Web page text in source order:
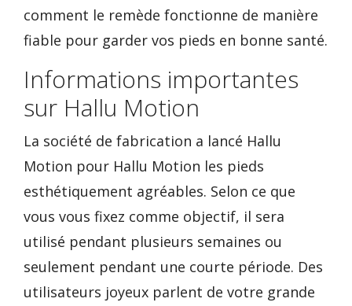
comment le remède fonctionne de manière
fiable pour garder vos pieds en bonne santé.
Informations importantes
sur Hallu Motion
La société de fabrication a lancé Hallu
Motion pour Hallu Motion les pieds
esthétiquement agréables. Selon ce que
vous vous fixez comme objectif, il sera
utilisé pendant plusieurs semaines ou
seulement pendant une courte période. Des
utilisateurs joyeux parlent de votre grande